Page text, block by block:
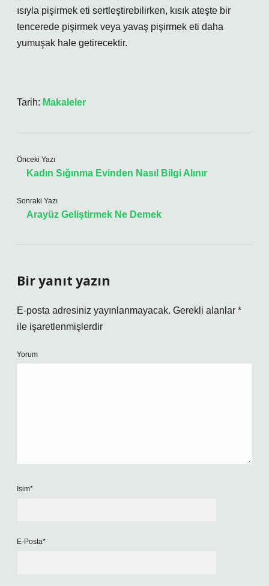
ısıyla pişirmek eti sertleştirebilirken, kısık ateşte bir
tencerede pişirmek veya yavaş pişirmek eti daha
yumuşak hale getirecektir.
Tarih: Makaleler
Önceki Yazı
Kadın Sığınma Evinden Nasıl Bilgi Alınır
Sonraki Yazı
Arayüz Geliştirmek Ne Demek
Bir yanıt yazın
E-posta adresiniz yayınlanmayacak. Gerekli alanlar *
ile işaretlenmişlerdir
Yorum
İsim*
E-Posta*